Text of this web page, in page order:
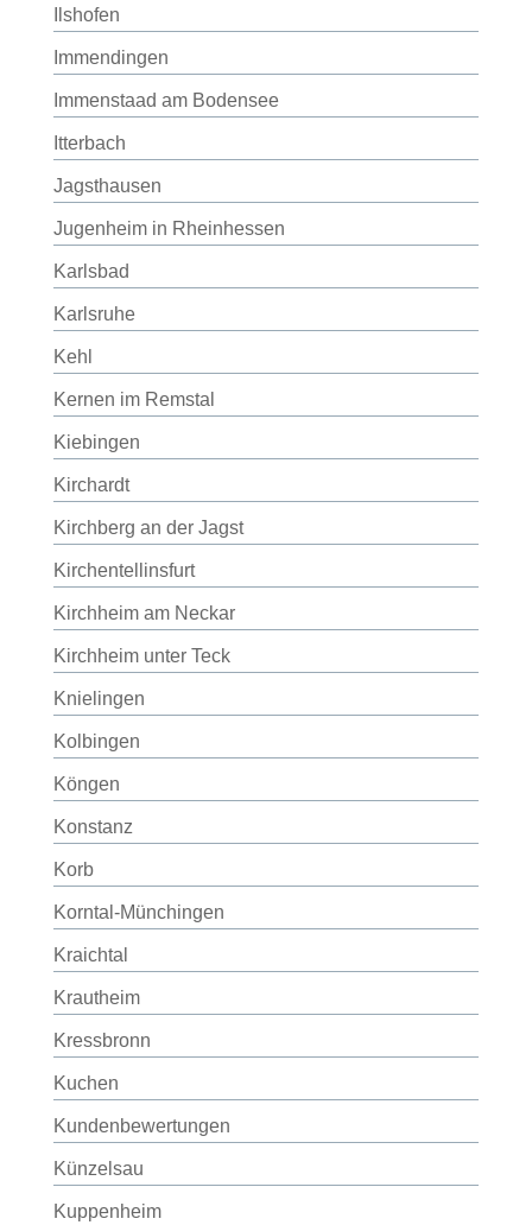
Ilshofen
Immendingen
Immenstaad am Bodensee
Itterbach
Jagsthausen
Jugenheim in Rheinhessen
Karlsbad
Karlsruhe
Kehl
Kernen im Remstal
Kiebingen
Kirchardt
Kirchberg an der Jagst
Kirchentellinsfurt
Kirchheim am Neckar
Kirchheim unter Teck
Knielingen
Kolbingen
Köngen
Konstanz
Korb
Korntal-Münchingen
Kraichtal
Krautheim
Kressbronn
Kuchen
Kundenbewertungen
Künzelsau
Kuppenheim